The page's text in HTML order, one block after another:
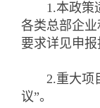
1.本政策适
各类总部企
要求详见申报
2.重大项目
议”。